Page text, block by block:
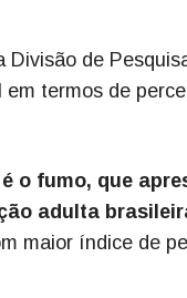
Divisão de
termos de
o fumo, que
adulta
maior índice de